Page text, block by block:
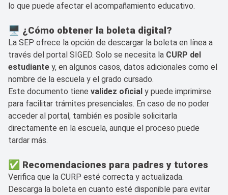
lo que puede afectar el acompañamiento educativo.
🖥️ ¿Cómo obtener la boleta digital?
La SEP ofrece la opción de descargar la boleta en línea a
través del portal SIGED. Solo se necesita la CURP del
estudiante y, en algunos casos, datos adicionales como el
nombre de la escuela y el grado cursado.
Este documento tiene validez oficial y puede imprimirse
para facilitar trámites presenciales. En caso de no poder
acceder al portal, también es posible solicitarla
directamente en la escuela, aunque el proceso puede
tardar más.
✅ Recomendaciones para padres y tutores
Verifica que la CURP esté correcta y actualizada.
Descarga la boleta en cuanto esté disponible para evitar